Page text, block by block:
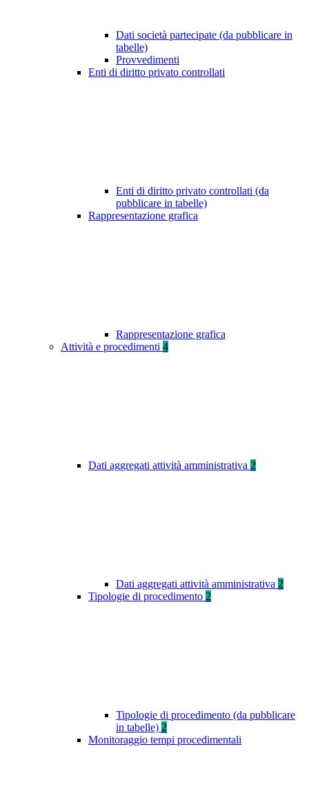
Dati società partecipate (da pubblicare in
tabelle)
Provvedimenti
Enti di diritto privato controllati
Enti di diritto privato controllati (da
pubblicare in tabelle)
Rappresentazione grafica
Rappresentazione grafica
Attività e procedimenti 4
Dati aggregati attività amministrativa 2
Dati aggregati attività amministrativa 2
Tipologie di procedimento 2
Tipologie di procedimento (da pubblicare
in tabelle) 2
Monitoraggio tempi procedimentali